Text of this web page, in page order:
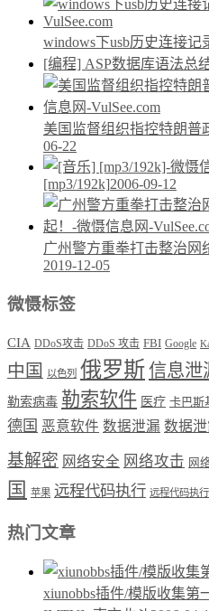
windows下usb历史连接记
[编程] ASP数据库语法总
美国监督组织指控特朗普
06-22
[mp3/192k]2006-09-12
广州警方重拳打击整治网
2019-12-05
微慑标签
CIA DDoS攻击 DDoS 攻击 FBI Google
中国 以色列 俄罗斯信息泄
勒索病毒 勒索软件 医疗 卡巴斯
德国 恶意软件 数据泄漏 数据
基解密 网络安全 网络攻击 网
国
苹果 远程代码执行 远程代码执
热门文章
xiunobbs插件/模版收集第